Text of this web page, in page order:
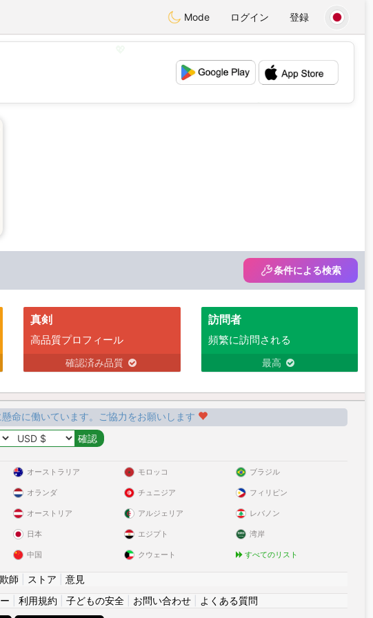
Mode ログイン 登録
💕
条件による検索
真剣
高品質プロフィール
確認済み品質
訪問者
頻繁に訪問される
最高
命に働いています。ご協力をお願いします
オーストラリア
オランダ
オーストリア
日本
中国
モロッコ
チュニジア
アルジェリア
エジプト
クウェート
ブラジル
フィリピン
レバノン
湾岸
すべてのリスト
師 ストア
意見
利用規約 子どもの安全| お問い合わせ| よくある質問